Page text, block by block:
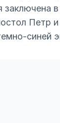
Петр
синей